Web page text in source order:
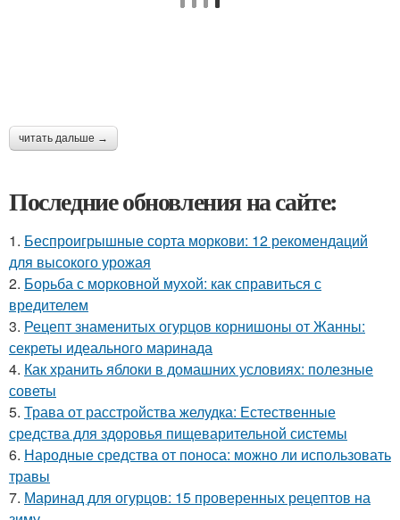
читать дальше →
Последние обновления на сайте:
1. Беспроигрышные сорта моркови: 12 рекомендаций
для высокого урожая
2. Борьба с морковной мухой: как справиться с
вредителем
3. Рецепт знаменитых огурцов корнишоны от Жанны:
секреты идеального маринада
4. Как хранить яблоки в домашних условиях: полезные
советы
5. Трава от расстройства желудка: Естественные
средства для здоровья пищеварительной системы
6. Народные средства от поноса: можно ли использовать
травы
7. Маринад для огурцов: 15 проверенных рецептов на